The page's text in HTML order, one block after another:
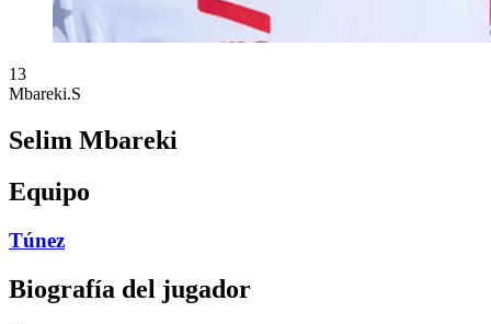
13
Mbareki.S
Selim Mbareki
Equipo
Túnez
Biografía del jugador